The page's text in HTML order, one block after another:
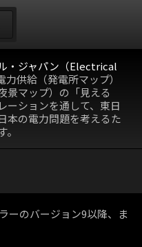
・ジャパン（Electrical
力供給（発電所マップ）
景マップ）の「見える
ーションを通して、東日
本の電力問題を考えるた
ーのバージョン9以降、ま